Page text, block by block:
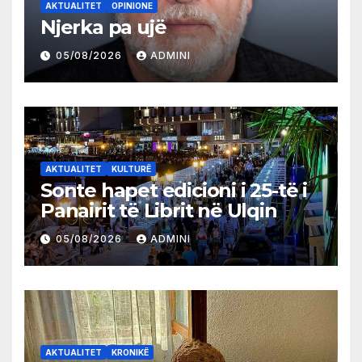
AKTUALITET OPINIONE
Njerka pa ujë
05/08/2026 ADMINI
AKTUALITET KULTURË
Sonte hapet edicioni i 25-të i
Panairit të Librit në Ulqin
05/08/2026 ADMINI
AKTUALITET KRONIKË